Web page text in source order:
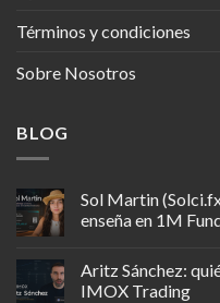
Términos y condiciones
Sobre Nosotros
BLOG
Sol Martin
enseña en 1M
Aritz Sánchez:
IMOX Trading